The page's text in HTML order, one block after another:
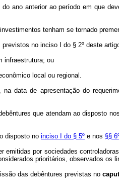
ano anterior ao período em que
tenham se tornado
no inciso I do § 2º deste
infraestrutura; ou
local ou regional.
na data de apresentação do
que atendam ao disposto nos
disposto no inciso I do § 5º e nos §§
emitidas por sociedades
prioritários, observados os
das debêntures previstas no caput